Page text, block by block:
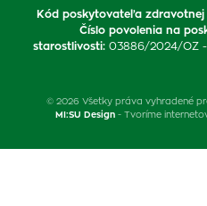
Kód poskytovateľa
Číslo povolenia na
starostlivosti: 03886/2024/OZ -
© 2026 Všetky práva vyhradené
MI:SU Design- Tvoríme